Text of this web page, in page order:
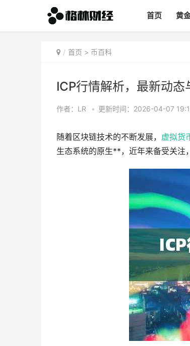
首页 黄
首页 > 币百科
ICP行情解析，最新动
作者：LR • 更新时间：2026-04-07
随着区块链技术的不断发展， 虚拟货
生态系统的原生**，近年来备受关注